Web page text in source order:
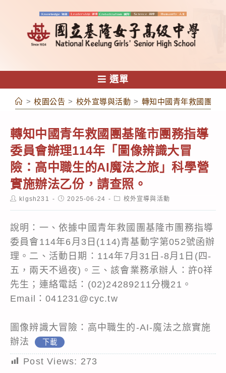
容
選單
> 校園公告 > 校外宣導與活動 > 轉知中國青年救國團基
轉知中國青年救國團基隆市團務指導
委員會辦理114年「圖像辨識大冒
險：高中職生的AI魔法之旅」科學營
實施辦法乙份，請查照。
Postklgsh231
Post2025-06-24
Post校外宣導與活動
說明：一、依據中國青年救國團基隆市團務指導
委員會114年6月3日(114)青基動字第052號函辦
理。二、活動日期：114年7月31日-8月1日(四-
五，兩天不過夜)。三、該會業務承辦人：許0祥
先生；連絡電話：(02)24289211分機21。
Email：041231@cyc.tw
圖像辨識大冒險：高中職生的-AI-魔法之旅實施
辦法
下載
Post Views: 273